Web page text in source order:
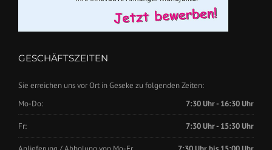
GESCHÄFTSZEITEN
Sie erreichen uns vor Ort in Geseke zu folgenden Zeiten:
Mo-Do:
7:30 Uhr - 16:30 Uhr
Fr: 7:30 Uhr - 15:30 Uhr